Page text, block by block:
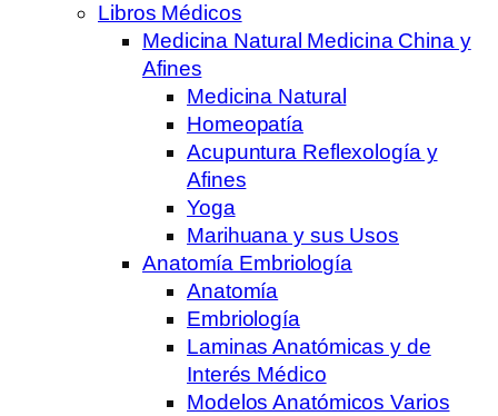
Libros Médicos
Medicina Natural Medicina China y
Afines
Medicina Natural
Homeopatía
Acupuntura Reflexología y
Afines
Yoga
Marihuana y sus Usos
Anatomía Embriología
Anatomía
Embriología
Laminas Anatómicas y de
Interés Médico
Modelos Anatómicos Varios